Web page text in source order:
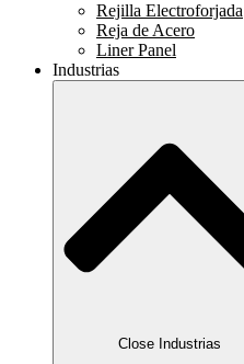
Rejilla Electroforjada
Reja de Acero
Liner Panel
Industrias
Close Industrias